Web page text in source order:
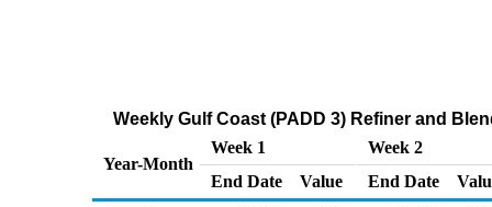
Weekly Gulf Coast (PADD 3) Refiner and
Year-Month
Week 1
Week 2
End Date
Value End Date